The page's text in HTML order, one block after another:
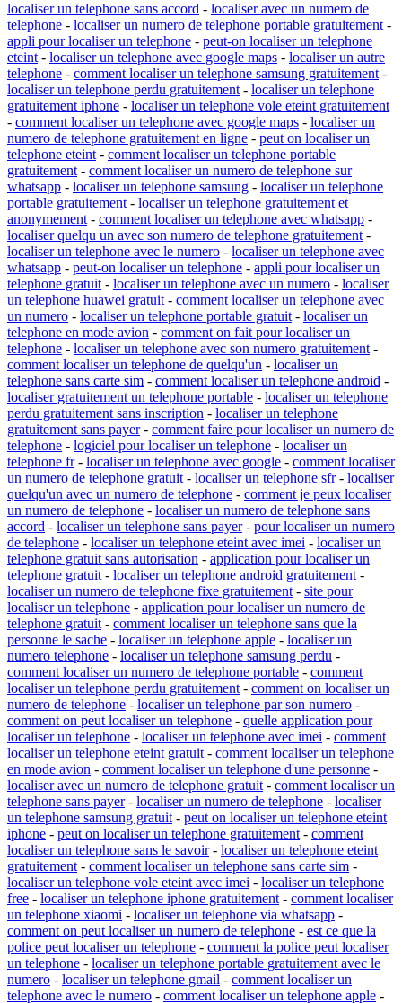
localiser un telephone sans accord - localiser avec un numero de
telephone - localiser un numero de telephone portable gratuitement -
appli pour localiser un telephone - peut-on localiser un telephone
eteint - localiser un telephone avec google maps - localiser un autre
telephone - comment localiser un telephone samsung gratuitement -
localiser un telephone perdu gratuitement - localiser un telephone
gratuitement iphone - localiser un telephone vole eteint gratuitement
- comment localiser un telephone avec google maps - localiser un
numero de telephone gratuitement en ligne - peut on localiser un
telephone eteint - comment localiser un telephone portable
gratuitement - comment localiser un numero de telephone sur
whatsapp - localiser un telephone samsung - localiser un telephone
portable gratuitement - localiser un telephone gratuitement et
anonymement - comment localiser un telephone avec whatsapp -
localiser quelqu un avec son numero de telephone gratuitement -
localiser un telephone avec le numero - localiser un telephone avec
whatsapp - peut-on localiser un telephone - appli pour localiser un
telephone gratuit - localiser un telephone avec un numero - localiser
un telephone huawei gratuit - comment localiser un telephone avec
un numero - localiser un telephone portable gratuit - localiser un
telephone en mode avion - comment on fait pour localiser un
telephone - localiser un telephone avec son numero gratuitement -
comment localiser un telephone de quelqu'un - localiser un
telephone sans carte sim - comment localiser un telephone android -
localiser gratuitement un telephone portable - localiser un telephone
perdu gratuitement sans inscription - localiser un telephone
gratuitement sans payer- comment faire pour localiser un numero de
telephone - logiciel pour localiser un telephone - localiser un
telephone fr- localiser un telephone avec google - comment localiser
un numero de telephone gratuit - localiser un telephone sfr- localiser
quelqu'un avec un numero de telephone - comment je peux localiser
un numero de telephone - localiser un numero de telephone sans
accord - localiser un telephone sans payer- pour localiser un numero
de telephone - localiser un telephone eteint avec imei - localiser un
telephone gratuit sans autorisation - application pour localiser un
telephone gratuit - localiser un telephone android gratuitement -
localiser un numero de telephone fixe gratuitement - site pour
localiser un telephone - application pour localiser un numero de
telephone gratuit - comment localiser un telephone sans que la
personne le sache - localiser un telephone apple - localiser un
numero telephone - localiser un telephone samsung perdu -
comment localiser un numero de telephone portable - comment
localiser un telephone perdu gratuitement - comment on localiser un
numero de telephone - localiser un telephone par son numero -
comment on peut localiser un telephone - quelle application pour
localiser un telephone - localiser un telephone avec imei - comment
localiser un telephone eteint gratuit - comment localiser un telephone
en mode avion - comment localiser un telephone d'une personne -
localiser avec un numero de telephone gratuit - comment localiser un
telephone sans payer- localiser un numero de telephone - localiser
un telephone samsung gratuit - peut on localiser un telephone eteint
iphone - peut on localiser un telephone gratuitement - comment
localiser un telephone sans le savoir- localiser un telephone eteint
gratuitement - comment localiser un telephone sans carte sim -
localiser un telephone vole eteint avec imei - localiser un telephone
free - localiser un telephone iphone gratuitement - comment localiser
un telephone xiaomi - localiser un telephone via whatsapp -
comment on peut localiser un numero de telephone - est ce que la
police peut localiser un telephone - comment la police peut localiser
un telephone - localiser un telephone portable gratuitement avec le
numero - localiser un telephone gmail - comment localiser un
telephone avec le numero - comment localiser un telephone apple -